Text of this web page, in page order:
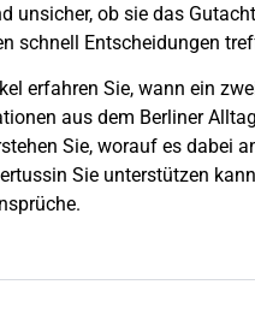
unsicher, ob sie das
schnell Entscheidungen
erfahren Sie, wann ein
aus dem Berliner
Sie, worauf es dabei
Sie unterstützen